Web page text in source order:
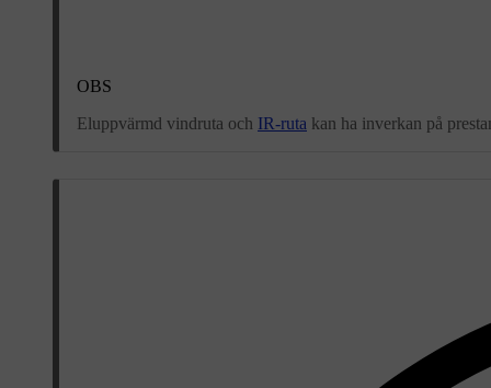
OBS
Eluppvärmd vindruta och IR-ruta kan ha inverkan på